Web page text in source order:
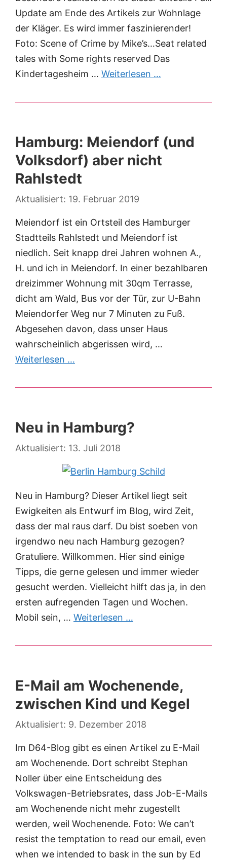
Update am Ende des Artikels zur Wohnlage
der Kläger. Es wird immer faszinierender!
Foto: Scene of Crime by Mike’s…Seat related
tales with Some rights reserved Das
Kindertagesheim … Weiterlesen …
Hamburg: Meiendorf (und
Volksdorf) aber nicht
Rahlstedt
19. Februar 2019
Meiendorf ist ein Ortsteil des Hamburger
Stadtteils Rahlstedt und Meiendorf ist
niedlich. Seit knapp drei Jahren wohnen A.,
H. und ich in Meiendorf. In einer bezahlbaren
dreizimmer Wohnung mit 30qm Terrasse,
dicht am Wald, Bus vor der Tür, zur U-Bahn
Meiendorfer Weg nur 7 Minuten zu Fuß.
Abgesehen davon, dass unser Haus
wahrscheinlich abgerissen wird, …
Weiterlesen …
Neu in Hamburg?
13. Juli 2018
Neu in Hamburg? Dieser Artikel liegt seit
Ewigkeiten als Entwurf im Blog, wird Zeit,
dass der mal raus darf. Du bist soeben von
irgendwo neu nach Hamburg gezogen?
Gratuliere. Willkommen. Hier sind einige
Tipps, die gerne gelesen und immer wieder
gesucht werden. Vielleicht hilft das ja, in den
ersten aufregenden Tagen und Wochen.
Mobil sein, … Weiterlesen …
E-Mail am Wochenende,
zwischen Kind und Kegel
9. Dezember 2018
Im D64-Blog gibt es einen Artikel zu E-Mail
am Wochenende. Dort schreibt Stephan
Noller über eine Entscheidung des
Volkswagen-Betriebsrates, dass Job-E-Mails
am Wochenende nicht mehr zugestellt
werden, weil Wochenende. Foto: We can’t
resist the temptation to read our email, even
when we intended to bask in the sun by Ed